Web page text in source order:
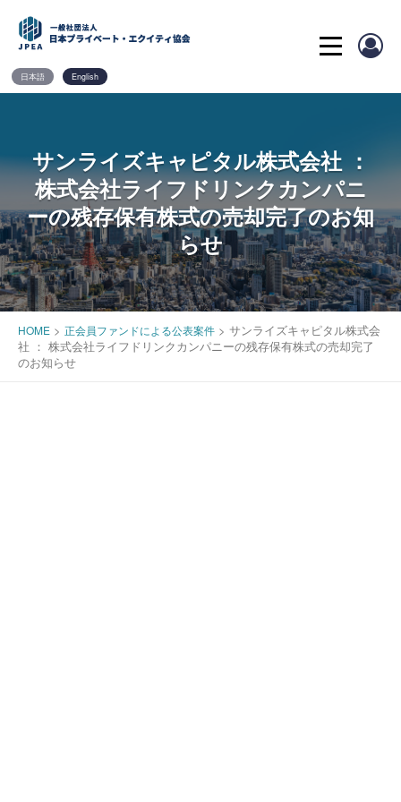
content
日本語 English
サンライズキャピタル株式会社 ：
株式会社ライフドリンクカンパニ
ーの残存保有株式の売却完了のお知
らせ
HOME > 正会員ファンドによる公表案件 > サンライズキャピタル株式会
社 ： 株式会社ライフドリンクカンパニーの残存保有株式の売却完了
のお知らせ